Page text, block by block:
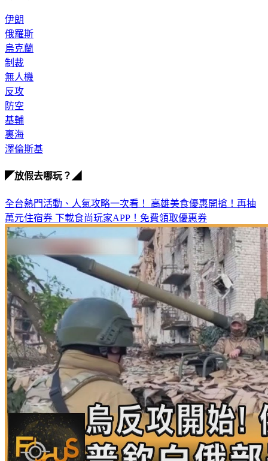
伊朗
俄羅斯
烏克蘭
制裁
無人機
反攻
防空
基輔
裏海
澤倫斯基
◤放假去哪玩？◢
全台熱門活動、人氣攻略一次看！ 高雄美食優惠開搶！再抽
萬元住宿券 下載食尚玩家APP！免費領取優惠券